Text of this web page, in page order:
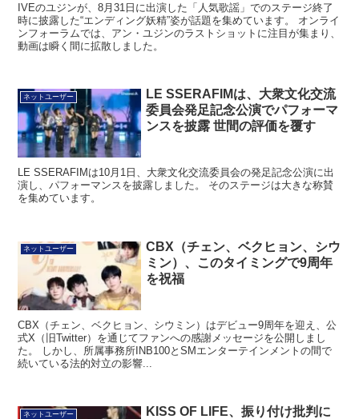
IVEのユジンが、8月31日に出演した「人気歌謡」でのステージ終了
時に披露した“エンディング妖精”姿が話題を集めています。 オンライ
ンフォーラムでは、アン・ユジンのラストショットに注目が集まり、
動画は瞬く間に拡散しました。
ネットユーザー
LE SSERAFIMは、大衆文化交流
委員会発足記念公演でパフォーマ
ンスを披露 世間の評価を覆す
LE SSERAFIMは10月1日、大衆文化交流委員会の発足記念公演に出
演し、パフォーマンスを披露しました。 そのステージは大きな称賛
を集めています。
ネットユーザー
CBX（チェン、ベクヒョン、シウ
ミン）、このタイミングで9周年
を祝福
CBX（チェン、ベクヒョン、シウミン）はデビュー9周年を迎え、公
式X（旧Twitter）を通じてファンへの感謝メッセージを公開しまし
た。 しかし、所属事務所INB100とSMエンターテインメントの間で
続いている法的対立の影響...
ネットユーザー
KISS OF LIFE、振り付け批判に